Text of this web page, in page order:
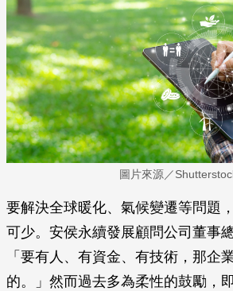
圖片來源／
要解決全球暖化、氣候變遷等問題
可少。安侯永續發展顧問公司董事
「要有人、有資金、有技術，那企
的。」然而過去多為柔性的鼓勵，